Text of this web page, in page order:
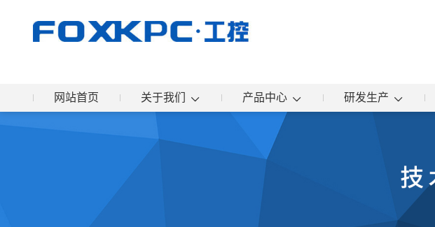
网站首页 关于我们 产品中心 研发生产